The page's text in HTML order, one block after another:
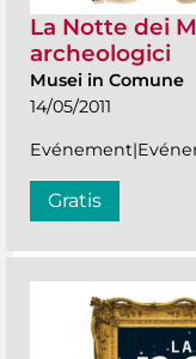
La Notte dei
archeologici
Musei in Comune
14/05/2011
Gratis